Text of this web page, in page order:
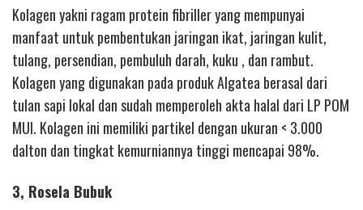
Kolagen yakni ragam protein fibriller yang mempunyai
manfaat untuk pembentukan jaringan ikat, jaringan kulit,
tulang, persendian, pembuluh darah, kuku , dan rambut.
Kolagen yang digunakan pada produk Algatea berasal dari
tulan sapi lokal dan sudah memperoleh akta halal dari LP POM
MUI. Kolagen ini memiliki partikel dengan ukuran < 3.000
dalton dan tingkat kemurniannya tinggi mencapai 98%.
3, Rosela Bubuk